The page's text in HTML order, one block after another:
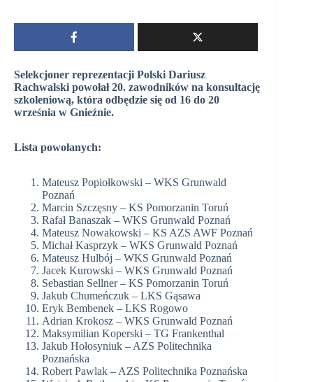
Selekcjoner reprezentacji Polski Dariusz
Rachwalski powołał 20. zawodników na konsultację
szkoleniową, która odbędzie się od 16 do 20
września w Gnieźnie.
Lista powołanych:
Mateusz Popiołkowski – WKS Grunwald
Poznań
Marcin Szczęsny – KS Pomorzanin Toruń
Rafał Banaszak – WKS Grunwald Poznań
Mateusz Nowakowski – KS AZS AWF Poznań
Michał Kasprzyk – WKS Grunwald Poznań
Mateusz Hulbój – WKS Grunwald Poznań
Jacek Kurowski – WKS Grunwald Poznań
Sebastian Sellner – KS Pomorzanin Toruń
Jakub Chumeńczuk – LKS Gąsawa
Eryk Bembenek – LKS Rogowo
Adrian Krokosz – WKS Grunwald Poznań
Maksymilian Koperski – TG Frankenthal
Jakub Hołosyniuk – AZS Politechnika
Poznańska
Robert Pawlak – AZS Politechnika Poznańska